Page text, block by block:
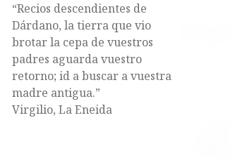
“Recios descendientes de
Dárdano, la tierra que vio
brotar la cepa de vuestros
padres aguarda vuestro
retorno; id a buscar a vuestra
madre antigua.”
Virgilio, La Eneida